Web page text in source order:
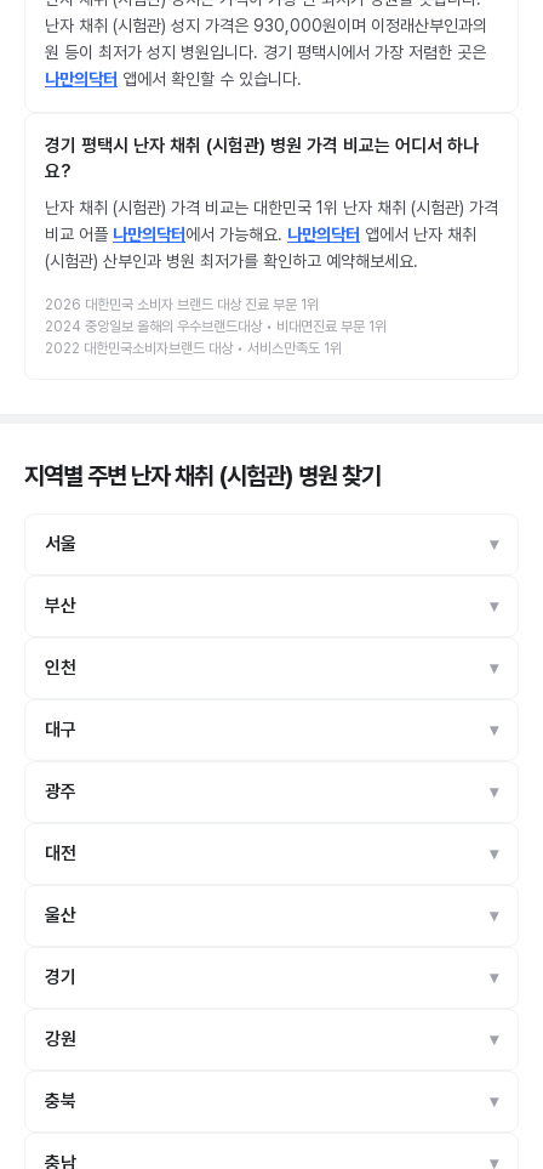
난자 채취 (시험관) 성지 가격은 930,000원이며 이정래산부인과의
원 등이 최저가 성지 병원입니다. 경기 평택시에서 가장 저렴한 곳은
나만의닥터 앱에서 확인할 수 있습니다.
경기 평택시 난자 채취 (시험관) 병원 가격 비교는 어디서 하나
요?
난자 채취 (시험관) 가격 비교는 대한민국 1위 난자 채취 (시험관) 가격
비교 어플 나만의닥터에서 가능해요. 나만의닥터 앱에서 난자 채취
(시험관) 산부인과 병원 최저가를 확인하고 예약해보세요.
2026 대한민국 소비자 브랜드 대상 진료 부문 1위
2024 중앙일보 올해의 우수브랜드대상 • 비대면진료 부문 1위
2022 대한민국소비자브랜드 대상 • 서비스만족도 1위
지역별 주변 난자 채취 (시험관) 병원찾기
서울
부산
인천
대구
광주
대전
울산
경기
강원
충북
충남